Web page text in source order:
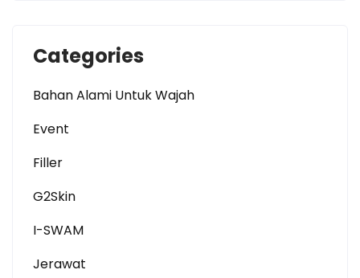
Categories
Bahan Alami Untuk Wajah
Event
Filler
G2Skin
I-SWAM
Jerawat